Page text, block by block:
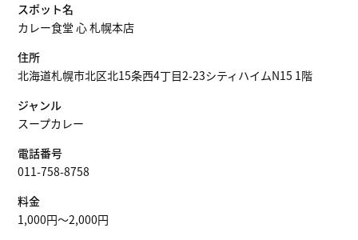
スポット名
カレー食堂 心 札幌本店
住所
北海道札幌市北区北15条西4丁目2-23シティハイムN15 1階
ジャンル
スープカレー
電話番号
011-758-8758
料金
1,000円～2,000円